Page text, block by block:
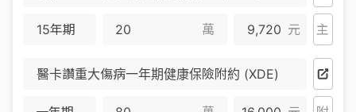
15年期 萬 9,720 元 主
醫卡讚重大傷病一年期健康保險附約 (XDE)